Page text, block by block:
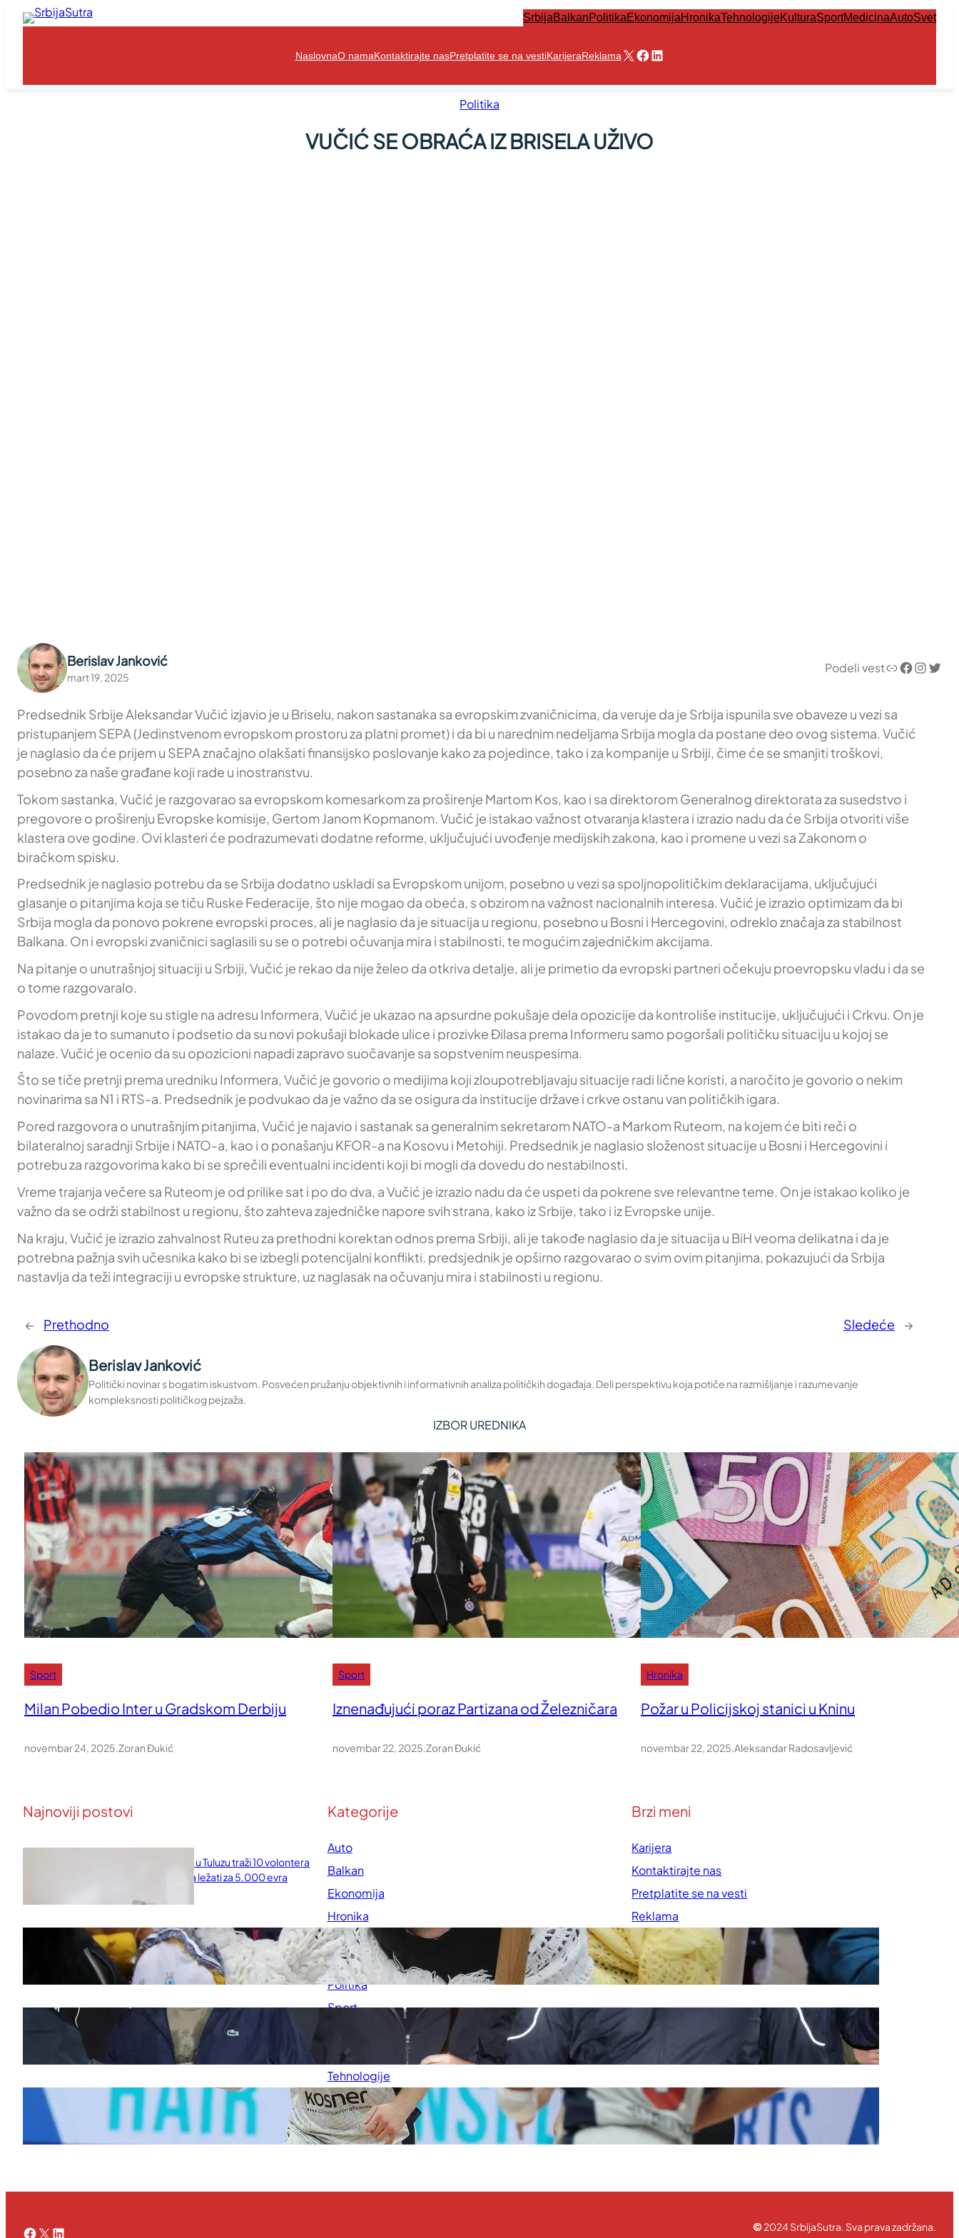
Skoči
SrbijaBalkanPolitikaEkonomijaHronikaTehnologijeKulturaSportMedicinaAutoSvet
NaslovnaO namaKontaktirajte nasPretplatite se na vestiKarijeraReklamaX Facebook
LinkedIn
Politika
VUČIĆ SE OBRAĆA IZ BRISELA UŽIVO
Berislav Janković
mart 19, 2025
Podeli vestLink Facebook InstagramTwitter
Predsednik Srbije Aleksandar Vučić izjavio je u Briselu, nakon sastanaka sa evropskim zvaničnicima, da veruje da je Srbija ispunila sve obaveze u vezi sa
pristupanjem SEPA (Jedinstvenom evropskom prostoru za platni promet) i da bi u narednim nedeljama Srbija mogla da postane deo ovog sistema. Vučić
je naglasio da će prijem u SEPA značajno olakšati finansijsko poslovanje kako za pojedince, tako i za kompanije u Srbiji, čime će se smanjiti troškovi,
posebno za naše građane koji rade u inostranstvu.
Tokom sastanka, Vučić je razgovarao sa evropskom komesarkom za proširenje Martom Kos, kao i sa direktorom Generalnog direktorata za susedstvo i
pregovore o proširenju Evropske komisije, Gertom Janom Kopmanom. Vučić je istakao važnost otvaranja klastera i izrazio nadu da će Srbija otvoriti više
klastera ove godine. Ovi klasteri će podrazumevati dodatne reforme, uključujući uvođenje medijskih zakona, kao i promene u vezi sa Zakonom o
biračkom spisku.
Predsednik je naglasio potrebu da se Srbija dodatno uskladi sa Evropskom unijom, posebno u vezi sa spoljnopolitičkim deklaracijama, uključujući
glasanje o pitanjima koja se tiču Ruske Federacije, što nije mogao da obeća, s obzirom na važnost nacionalnih interesa. Vučić je izrazio optimizam da bi
Srbija mogla da ponovo pokrene evropski proces, ali je naglasio da je situacija u regionu, posebno u Bosni i Hercegovini, odreklo značaja za stabilnost
Balkana. On i evropski zvaničnici saglasili su se o potrebi očuvanja mira i stabilnosti, te mogućim zajedničkim akcijama.
Na pitanje o unutrašnjoj situaciji u Srbiji, Vučić je rekao da nije želeo da otkriva detalje, ali je primetio da evropski partneri očekuju proevropsku vladu i da se
o tome razgovaralo.
Povodom pretnji koje su stigle na adresu Informera, Vučić je ukazao na apsurdne pokušaje dela opozicije da kontroliše institucije, uključujući i Crkvu. On je
istakao da je to sumanuto i podsetio da su novi pokušaji blokade ulice i prozivke Đilasa prema Informeru samo pogoršali političku situaciju u kojoj se
nalaze. Vučić je ocenio da su opozicioni napadi zapravo suočavanje sa sopstvenim neuspesima.
Što se tiče pretnji prema uredniku Informera, Vučić je govorio o medijima koji zloupotrebljavaju situacije radi lične koristi, a naročito je govorio o nekim
novinarima sa N1 i RTS-a. Predsednik je podvukao da je važno da se osigura da institucije države i crkve ostanu van političkih igara.
Pored razgovora o unutrašnjim pitanjima, Vučić je najavio i sastanak sa generalnim sekretarom NATO-a Markom Ruteom, na kojem će biti reči o
bilateralnoj saradnji Srbije i NATO-a, kao i o ponašanju KFOR-a na Kosovu i Metohiji. Predsednik je naglasio složenost situacije u Bosni i Hercegovini i
potrebu za razgovorima kako bi se sprečili eventualni incidenti koji bi mogli da dovedu do nestabilnosti.
Vreme trajanja večere sa Ruteom je od prilike sat i po do dva, a Vučić je izrazio nadu da će uspeti da pokrene sve relevantne teme. On je istakao koliko je
važno da se održi stabilnost u regionu, što zahteva zajedničke napore svih strana, kako iz Srbije, tako i iz Evropske unije.
Na kraju, Vučić je izrazio zahvalnost Ruteu za prethodni korektan odnos prema Srbiji, ali je takođe naglasio da je situacija u BiH veoma delikatna i da je
potrebna pažnja svih učesnika kako bi se izbegli potencijalni konflikti. predsjednik je opširno razgovarao o svim ovim pitanjima, pokazujući da Srbija
nastavlja da teži integraciji u evropske strukture, uz naglasak na očuvanju mira i stabilnosti u regionu.
← Prethodno Sledeće →
Berislav Janković
Politički novinar s bogatim iskustvom. Posvećen pružanju objektivnih i informativnih analiza političkih događaja. Deli perspektivu koja potiče na razmišljanje i razumevanje
kompleksnosti političkog pejzaža.
IZBOR UREDNIKA
Sport
Milan Pobedio Inter u Gradskom Derbiju
novembar 24, 2025 Zoran Đukić
Sport
Iznenađujući poraz Partizana od Železničara
novembar 22, 2025 Zoran Đukić
Hronika
Požar u Policijskoj stanici u Kninu
novembar 22, 2025 Aleksandar Radosavljević
Najnoviji postovi
Naučni institut u Tuluzu traži 10 volontera
koji će 10 dana ležati za 5.000 evra
Saveti za Zdrav Božićni Post 2025
novembar 28, 2025
Doček legende Željka Obradovića
novembar 27, 2025
Ognjen Jaramaz u Cedevita Olimpiji, dok
Partizan doživljava promene
novembar 27, 2025
Kategorije
Auto
Balkan
Ekonomija
Hronika
Kultura
Medicina
Politika
Sport
Svet
Tehnologije
Brzi meni
Karijera
Kontaktirajte nas
Pretplatite se na vesti
Reklama
Urednička politika
Pravila korišćenja
Facebook
X LinkedIn ©2024 SrbijaSutra. Sva prava zadržana.